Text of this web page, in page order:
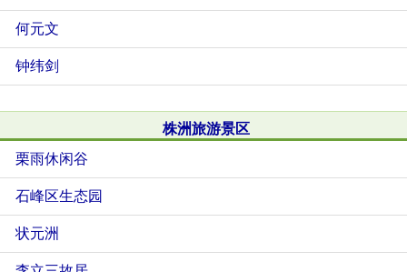
何元文
钟纬剑
株洲旅游景区
栗雨休闲谷
石峰区生态园
状元洲